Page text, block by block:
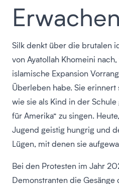
Silk denkt über die brutalen
von Ayatollah Khomeini
islamische Expansion
Überleben habe. Sie
wie sie als Kind in der
für Amerika” zu singen.
Jugend geistig hungrig und
Lügen, mit denen sie
Bei den Protesten im Jahr
Demonstranten die